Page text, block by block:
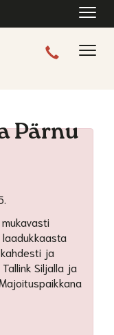
Pärnu
ja
Siljalla ja